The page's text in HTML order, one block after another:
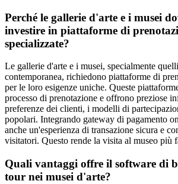
Perché le gallerie d'arte e i musei
investire in piattaforme di
specializzate?
Le gallerie d'arte e i musei, specialmente
contemporanea, richiedono piattaforme di
per le loro esigenze uniche. Queste
processo di prenotazione e offrono preziose
preferenze dei clienti, i modelli di
popolari. Integrando gateway di pagamento
anche un'esperienza di transazione sicura e
visitatori. Questo rende la visita al museo più
Quali vantaggi offre il software di
tour nei musei d'arte?